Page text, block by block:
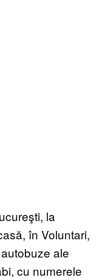
la
în Voluntari,
ale
cu numerele